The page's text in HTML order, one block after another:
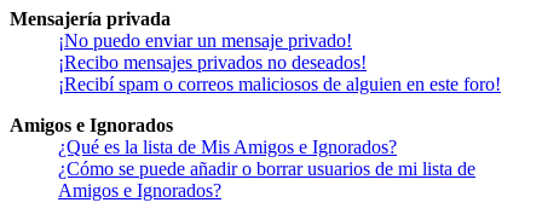
Mensajería privada
¡No puedo enviar un mensaje privado!
¡Recibo mensajes privados no deseados!
¡Recibí spam o correos maliciosos de alguien en este foro!
Amigos e Ignorados
¿Qué es la lista de Mis Amigos e Ignorados?
¿Cómo se puede añadir o borrar usuarios de mi lista de
Amigos e Ignorados?